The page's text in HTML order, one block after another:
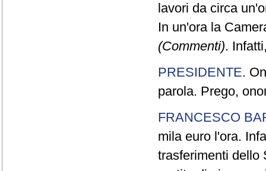
lavori da circa
In un'ora la
(Commenti).
PRESIDENTE.
parola. Prego,
FRANCESCO
mila euro l'ora.
trasferimenti dello